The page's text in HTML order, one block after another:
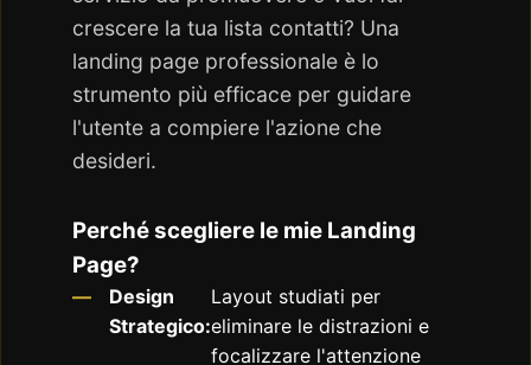
crescere la tua lista contatti? Una
landing page professionale è lo
strumento più efficace per guidare
l'utente a compiere l'azione che
desideri.
Perché scegliere le mie Landing
Page?
Design
Strategico:
Layout studiati per
eliminare le distrazioni e
focalizzare l'attenzione